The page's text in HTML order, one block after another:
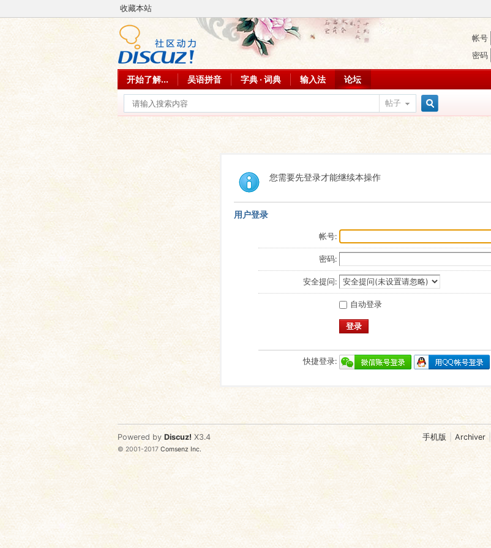
收藏本站
帐号
密码
开始了解... 吴语拼音 字典 · 词典 输入法 论坛
帖子
您需要先登录才能继续本操作
用户登录
帐号:
密码:
安全提问:
自动登录
登录
快捷登录:
手机版 Archiver
Powered by Discuz! X3.4
© 2001-2017Comsenz Inc.